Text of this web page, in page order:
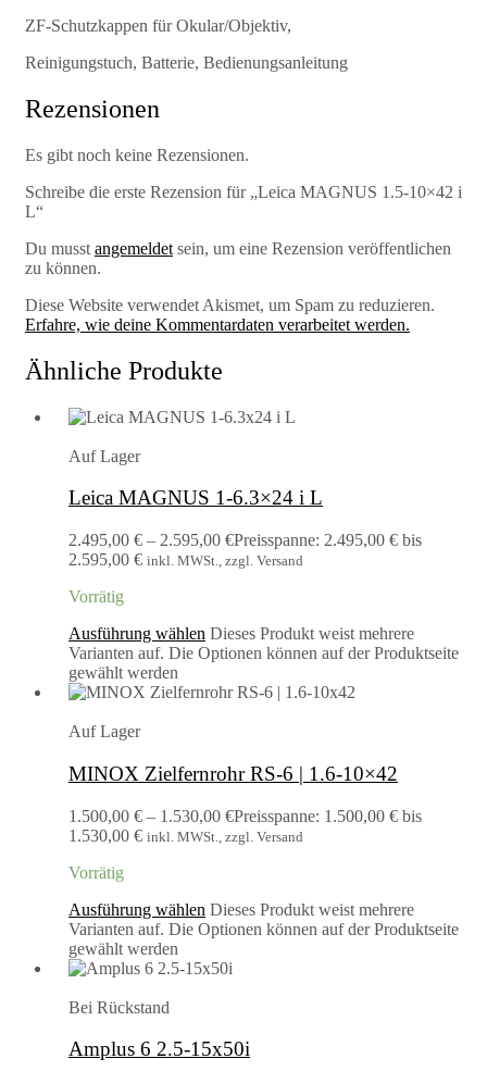
ZF-Schutzkappen für Okular/Objektiv,
Reinigungstuch, Batterie, Bedienungsanleitung
Rezensionen
Es gibt noch keine Rezensionen.
Schreibe die erste Rezension für „Leica MAGNUS 1.5-10×42 i
L“
Du musst angemeldet sein, um eine Rezension veröffentlichen
zu können.
Diese Website verwendet Akismet, um Spam zu reduzieren.
Erfahre, wie deine Kommentardaten verarbeitet werden.
Ähnliche Produkte
Auf Lager
Leica MAGNUS 1-6.3×24 i L
2.495,00 € – 2.595,00 €Preisspanne: 2.495,00 € bis
2.595,00 € inkl. MWSt., zzgl. Versand
Vorrätig
Ausführung wählen Dieses Produkt weist mehrere
Varianten auf. Die Optionen können auf der Produktseite
gewählt werden
Auf Lager
MINOX Zielfernrohr RS-6 | 1.6-10×42
1.500,00 € – 1.530,00 €Preisspanne: 1.500,00 € bis
1.530,00 € inkl. MWSt., zzgl. Versand
Vorrätig
Ausführung wählen Dieses Produkt weist mehrere
Varianten auf. Die Optionen können auf der Produktseite
gewählt werden
Bei Rückstand
Amplus 6 2.5-15x50i